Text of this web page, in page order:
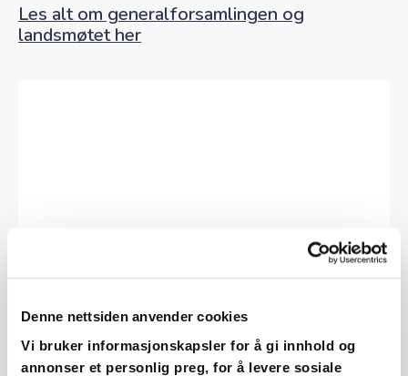
Denne nettsiden anvender cookies
Vi bruker informasjonskapsler for å gi innhold og
annonser et personlig preg, for å levere sosiale
Les alt om generalforsamlingen og
landsmøtet her